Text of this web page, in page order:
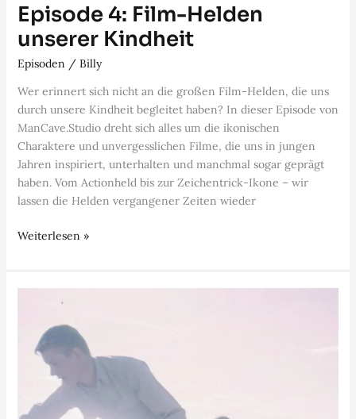
Episode 4: Film-Helden
unserer Kindheit
Episoden / Billy
Wer erinnert sich nicht an die großen Film-Helden, die uns
durch unsere Kindheit begleitet haben? In dieser Episode von
ManCave.Studio dreht sich alles um die ikonischen
Charaktere und unvergesslichen Filme, die uns in jungen
Jahren inspiriert, unterhalten und manchmal sogar geprägt
haben. Vom Actionheld bis zur Zeichentrick-Ikone – wir
lassen die Helden vergangener Zeiten wieder
Episode
Film-
Helden
Kindheit
Weiterlesen »